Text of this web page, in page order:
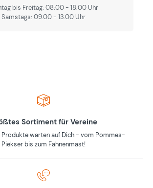
bis Freitag: 08:00 - 18:00 Uhr
Samstags: 09.00 - 13.00 Uhr
Sortiment für Vereine
warten auf Dich - vom Pommes-
Piekser bis zum Fahnenmast!